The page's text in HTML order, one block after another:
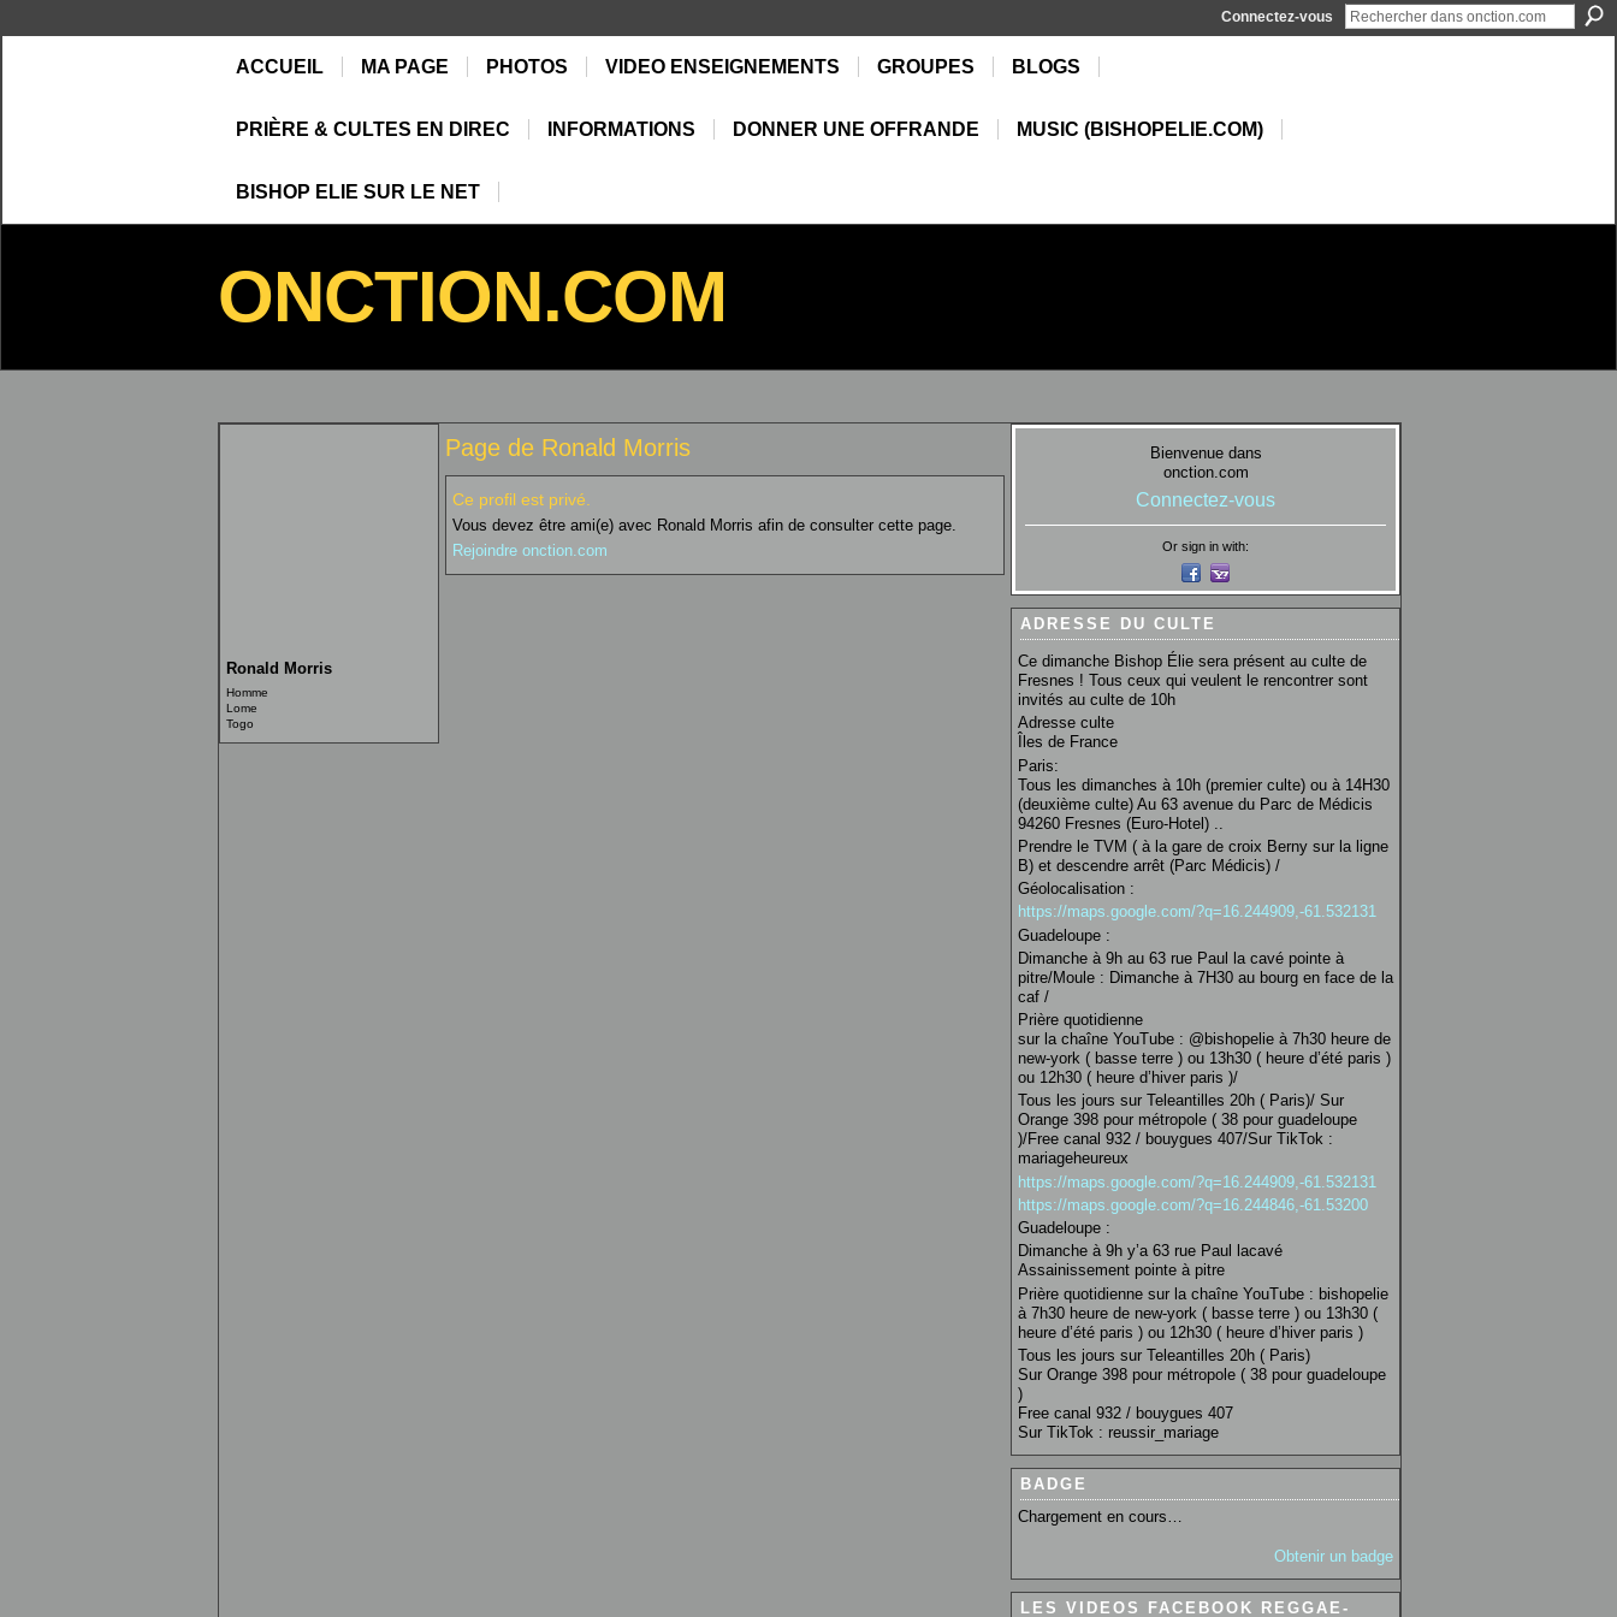
Connectez-vous
ACCUEIL MA PAGE PHOTOS VIDEO ENSEIGNEMENTS GROUPES BLOGS
PRIÈRE & CULTES EN DIREC INFORMATIONS DONNER UNE OFFRANDE MUSIC (BISHOPELIE.COM)
BISHOP ELIE SUR LE NET
ONCTION.COM
Ronald Morris
Homme
Lome
Togo
Page de Ronald Morris
Ce profil est privé.
Vous devez être ami(e) avec Ronald Morris afin de consulter cette page.
Rejoindre onction.com
Bienvenue dans
onction.com
Connectez-vous
Or sign in with:
ADRESSE DU CULTE
Ce dimanche Bishop Élie sera présent au culte de
Fresnes ! Tous ceux qui veulent le rencontrer sont
invités au culte de 10h
Adresse culte
Îles de France
Paris:
Tous les dimanches à 10h (premier culte) ou à 14H30
(deuxième culte) Au 63 avenue du Parc de Médicis
94260 Fresnes (Euro-Hotel) ..
Prendre le TVM ( à la gare de croix Berny sur la ligne
B) et descendre arrêt (Parc Médicis) /
Géolocalisation :
https://maps.google.com/?q=16.244909,-61.532131
Guadeloupe :
Dimanche à 9h au 63 rue Paul la cavé pointe à
pitre/Moule : Dimanche à 7H30 au bourg en face de la
caf /
Prière quotidienne
sur la chaîne YouTube : @bishopelie à 7h30 heure de
new-york ( basse terre ) ou 13h30 ( heure d’été paris )
ou 12h30 ( heure d’hiver paris )/
Tous les jours sur Teleantilles 20h ( Paris)/ Sur
Orange 398 pour métropole ( 38 pour guadeloupe
)/Free canal 932 / bouygues 407/Sur TikTok :
mariageheureux
https://maps.google.com/?q=16.244909,-61.532131
https://maps.google.com/?q=16.244846,-61.53200
Guadeloupe :
Dimanche à 9h y’a 63 rue Paul lacavé
Assainissement pointe à pitre
Prière quotidienne sur la chaîne YouTube : bishopelie
à 7h30 heure de new-york ( basse terre ) ou 13h30 (
heure d’été paris ) ou 12h30 ( heure d’hiver paris )
Tous les jours sur Teleantilles 20h ( Paris)
Sur Orange 398 pour métropole ( 38 pour guadeloupe
)
Free canal 932 / bouygues 407
Sur TikTok : reussir_mariage
BADGE
Chargement en cours…
Obtenir un badge
LES VIDEOS FACEBOOK REGGAE-